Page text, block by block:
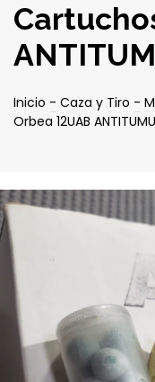
Inicio - Caza y Tiro -
Orbea 12UAB